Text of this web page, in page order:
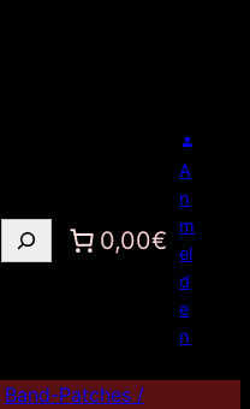
0,00€
A
n
m
el
d
e
n
Band-Patches /